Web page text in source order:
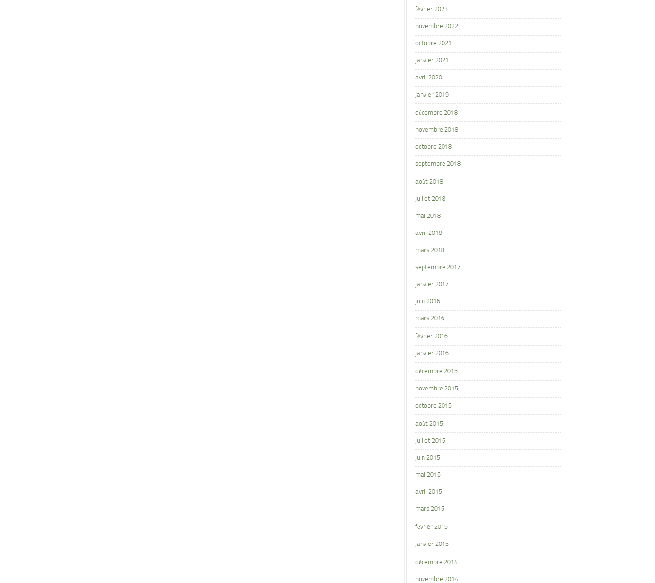
février 2023
novembre 2022
octobre 2021
janvier 2021
avril 2020
janvier 2019
décembre 2018
novembre 2018
octobre 2018
septembre 2018
août 2018
juillet 2018
mai 2018
avril 2018
mars 2018
septembre 2017
janvier 2017
juin 2016
mars 2016
février 2016
janvier 2016
décembre 2015
novembre 2015
octobre 2015
août 2015
juillet 2015
juin 2015
mai 2015
avril 2015
mars 2015
février 2015
janvier 2015
décembre 2014
novembre 2014